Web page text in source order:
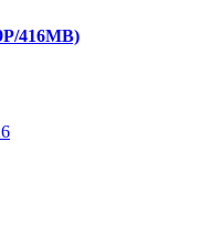
416MB)